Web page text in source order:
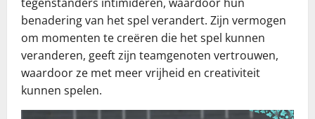
benadering van het spel verandert. Zijn vermogen
om momenten te creëren die het spel kunnen
veranderen, geeft zijn teamgenoten vertrouwen,
waardoor ze met meer vrijheid en creativiteit
kunnen spelen.